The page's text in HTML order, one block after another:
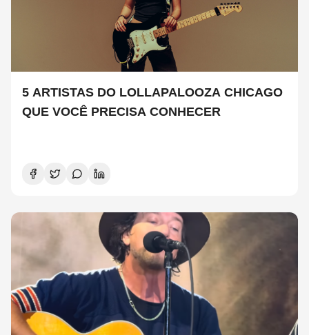
5 ARTISTAS DO LOLLAPALOOZA CHICAGO
QUE VOCÊ PRECISA CONHECER